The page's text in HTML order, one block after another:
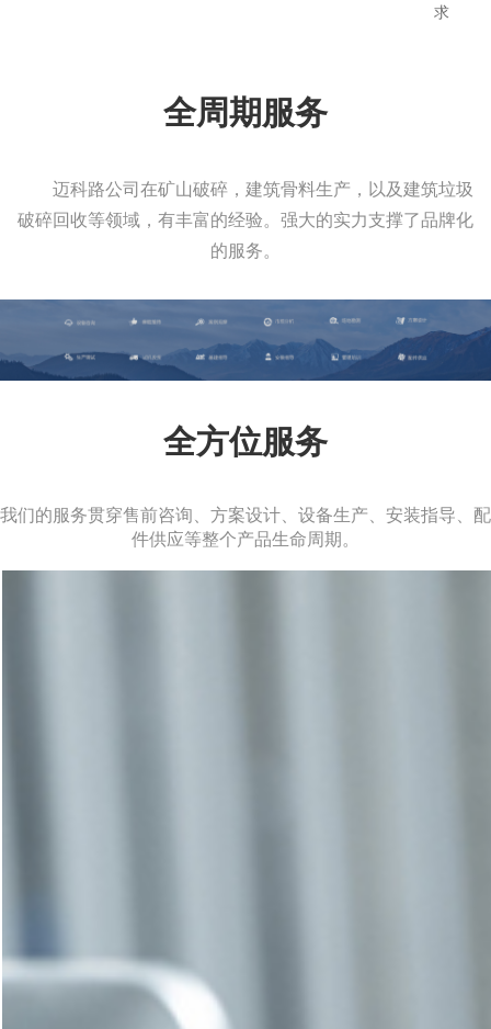
求
全周期服务
迈科路公司在矿山破碎，建筑骨料生产，以及建筑垃圾
破碎回收等领域，有丰富的经验。强大的实力支撑了品牌化
的服务。
全方位服务
我们的服务贯穿售前咨询、方案设计、设备生产、安装指导、配
件供应等整个产品生命周期。